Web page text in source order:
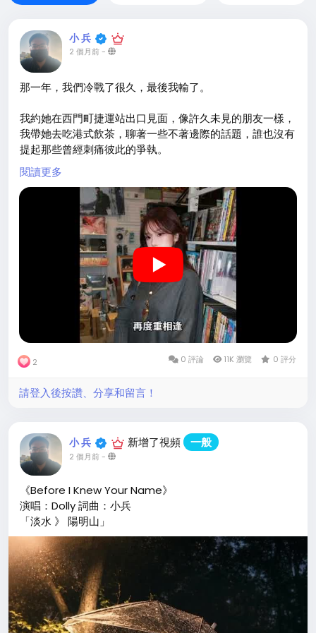
小 兵
2 個月前-
那一年，我們冷戰了很久，最後我輸了。
我約她在西門町捷運站出口見面，像許久未見的朋友一樣，
我帶她去吃港式飲茶，聊著一些不著邊際的話題，誰也沒有
提起那些曾經刺痛彼此的爭執。
飯後，她帶我走進一家舊唱片行。
昏黃的燈光下，一張張泛黃的專輯、一首首熟悉的旋律，像
是把我們遺落的時光慢慢翻開，那一刻我才明白，原來她的
心裡，也藏著和我一樣的懷舊與不捨。
多年以後，我寫下了《再度重相逢》。
珞珞與羅蘋的合聲，像記憶裡的風，也像歲月留下的回音。
少了她們的音色，這首歌或許只是文字；因為有了她們，這
首歌才有了靈魂，有了讓人感動的溫度。
#再度重相逢 #情感敘事#Dolly #珞珞
#羅蘋
閱讀更多
2 0 評論 11K 瀏覽 0 評分
請登入後按讚、分享和留言！
小 兵 新增了視頻 一般
2 個月前-
《Before I Knew Your Name》
演唱：Dolly 詞曲：小兵
「淡水 》 陽明山」